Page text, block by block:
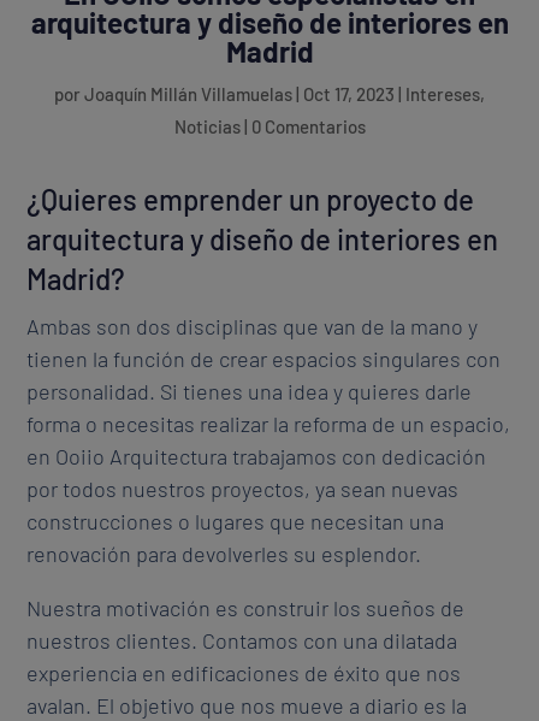
arquitectura y diseño de interiores en
Madrid
por Joaquín Millán Villamuelas| Oct 17, 2023 | Intereses,
Noticias| 0 Comentarios
¿Quieres emprender un proyecto de
arquitectura y diseño de interiores en
Madrid?
Ambas son dos disciplinas que van de la mano y
tienen la función de crear espacios singulares con
personalidad. Si tienes una idea y quieres darle
forma o necesitas realizar la reforma de un espacio,
en Ooiio Arquitectura trabajamos con dedicación
por todos nuestros proyectos, ya sean nuevas
construcciones o lugares que necesitan una
renovación para devolverles su esplendor.
Nuestra motivación es construir los sueños de
nuestros clientes. Contamos con una dilatada
experiencia en edificaciones de éxito que nos
avalan. El objetivo que nos mueve a diario es la